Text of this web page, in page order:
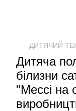
ДИТЯЧИЙ
Дитяча
білизни
"Мессі на